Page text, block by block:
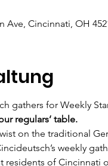
Ave, Cincinnati, OH
gathers for Weekly
regulars’ table.
on the traditional
weekly
residents of